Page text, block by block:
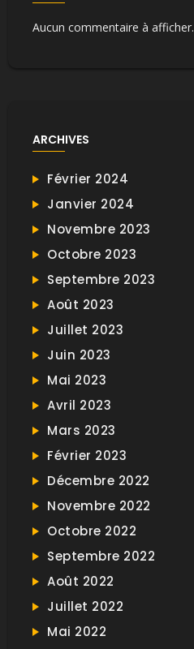
Aucun commentaire à afficher.
ARCHIVES
Février 2024
Janvier 2024
Novembre 2023
Octobre 2023
Septembre 2023
Août 2023
Juillet 2023
Juin 2023
Mai 2023
Avril 2023
Mars 2023
Février 2023
Décembre 2022
Novembre 2022
Octobre 2022
Septembre 2022
Août 2022
Juillet 2022
Mai 2022